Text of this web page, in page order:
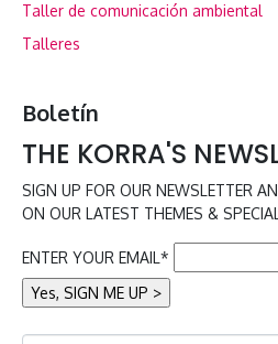
Taller de comunicación ambiental
Talleres
Boletín
THE KORRA'S
SIGN UP FOR OUR NEWSLETTER
ON OUR LATEST THEMES &
ENTER YOUR EMAIL*